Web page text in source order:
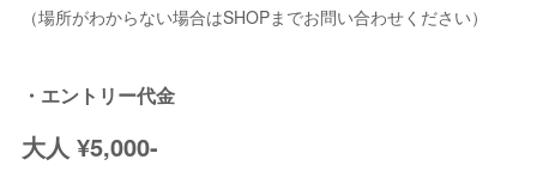
（場所がわからない場合はSHOPまでお問い合わせください）
・エントリー代金
大人 ¥5,000-